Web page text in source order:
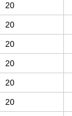
20
20
20
20
20
20